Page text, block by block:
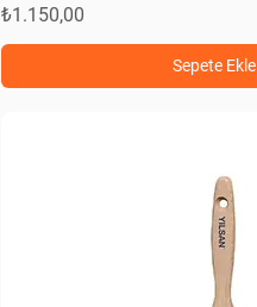
Fiyat
₺1.150,00
Sepete Ekle